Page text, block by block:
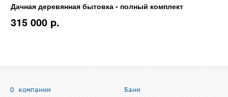
Дачная деревянная бытовка - полный комплект
315 000 p.
О компании
Бани